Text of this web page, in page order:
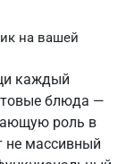
на вашей
каждый
блюда —
роль в
не массивный